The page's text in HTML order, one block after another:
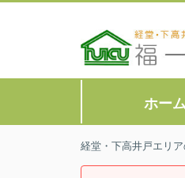
ホー
経堂・下高井戸エリ